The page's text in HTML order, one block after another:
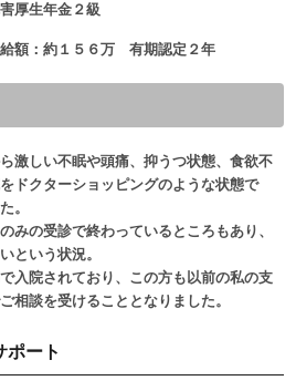
厚生年金２級
額：約１５６万 有期認定２年
激しい不眠や頭痛、抑うつ状態、食欲不
ドクターショッピングのような状態で
。
みの受診で終わっているところもあり、
という状況。
入院されており、この方も以前の私の支
相談を受けることとなりました。
ポート